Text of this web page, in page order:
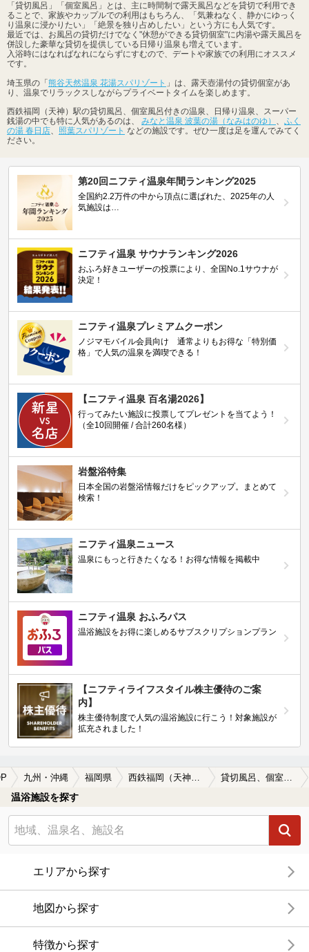
「貸切風呂」「個室風呂」とは、主に時間制で露天風呂などを貸切で利用でき
ることで、家族やカップルでの利用はもちろん、「気兼ねなく、静かにゆっく
り温泉に浸かりたい」「絶景を独り占めしたい」という方にも人気です。
最近では、お風呂の貸切だけでなく"休憩ができる貸切個室"に内湯や露天風呂を
併設した豪華な貸切を提供している日帰り温泉も増えています。
入浴時にはなればなれにならずにすむので、デートや家族での利用にオススメ
です。
埼玉県の「 熊谷天然温泉 花湯スパリゾート 」は、露天壺湯付の貸切個室があ
り、温泉でリラックスしながらプライベートタイムを楽しめます。
西鉄福岡（天神）駅の貸切風呂、個室風呂付きの温泉、日帰り温泉、スーパー
銭湯の中でも特に人気があるのは、 みなと温泉 波葉の湯（なみはのゆ） 、 ふく
の湯 春日店、 照葉スパリゾート などの施設です。ぜひ一度は足を運んでみてく
ださい。
第20回ニフティ温泉年間ランキング2025
全国約2.2万件の中から頂点に選ばれた、2025年の人
気施設は…
ニフティ温泉 サウナランキング2026
おふろ好きユーザーの投票により、全国No.1サウナが
決定！
ニフティ温泉プレミアムクーポン
ノジマモバイル会員向け 通常よりもお得な「特別価
格」で人気の温泉を満喫できる！
【ニフティ温泉 百名湯2026】
行ってみたい施設に投票してプレゼントを当てよう！
（全10回開催 / 合計260名様）
岩盤浴特集
日本全国の岩盤浴情報だけをピックアップ。まとめて
検索！
ニフティ温泉ニュース
温泉にもっと行きたくなる！お得な情報を掲載中
ニフティ温泉 おふろパス
温浴施設をお得に楽しめるサブスクリプションプラン
【ニフティライフスタイル株主優待のご案
内】
株主優待制度で人気の温浴施設に行こう！対象施設が
拡充されました！
九州・沖縄 福岡県
温浴施設を探す
エリアから探す
地図から探す
特徴から探す